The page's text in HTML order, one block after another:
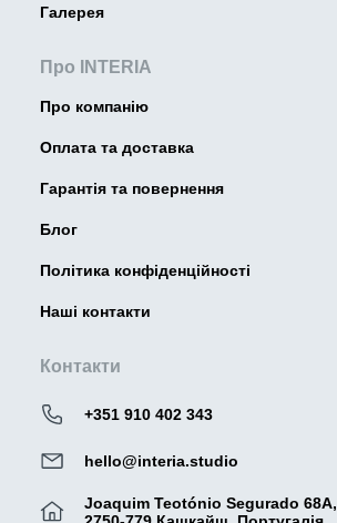
Галерея
Про INTERIA
Про компанію
Оплата та доставка
Гарантія та повернення
Блог
Політика конфіденційності
Наші контакти
Контакти
+351 910 402 343
hello@interia.studio
Joaquim Teotónio Segurado 68A,